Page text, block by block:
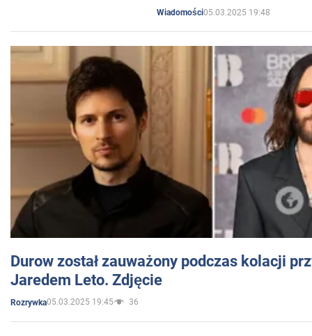
Wiadomości05.03.2025 19:48
Durow został zauważony podczas kolacji
Jaredem Leto. Zdjęcie
Rozrywka05.03.2025 19:45 36